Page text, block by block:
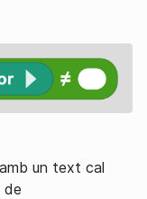
un text cal
de